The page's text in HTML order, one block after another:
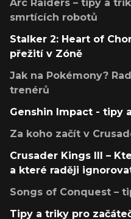
Arc Raiders – tipy a
smrtících robotů
Stalker 2: Heart of
přežití v Zóně
Jak na Pokémony?
trenérů
Genshin Impact - tipy
Za koho začít v
Crusader Kings III –
a které raději
Songs of Conquest –
Tipy a triky pro